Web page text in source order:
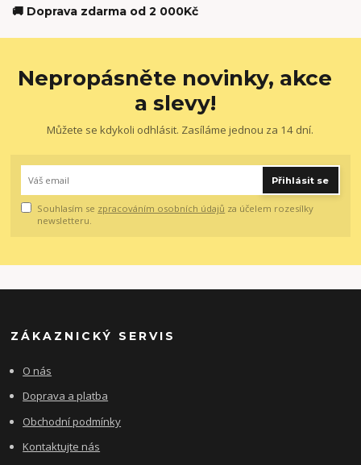
🚚 Doprava zdarma od 2 000Kč
Nepropásněte novinky, akce
a slevy!
Můžete se kdykoli odhlásit. Zasíláme jednou za 14 dní.
Přihlásit se
Souhlasím se zpracováním osobních údajů za účelem rozesílky
newsletteru.
ZÁKAZNICKÝ SERVIS
O nás
Doprava a platba
Obchodní podmínky
Kontaktujte nás